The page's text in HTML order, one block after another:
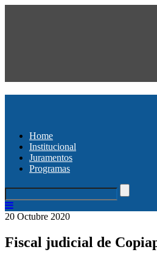
Home
Institucional
Juramentos
Programas
20 Octubre 2020
Fiscal judicial de